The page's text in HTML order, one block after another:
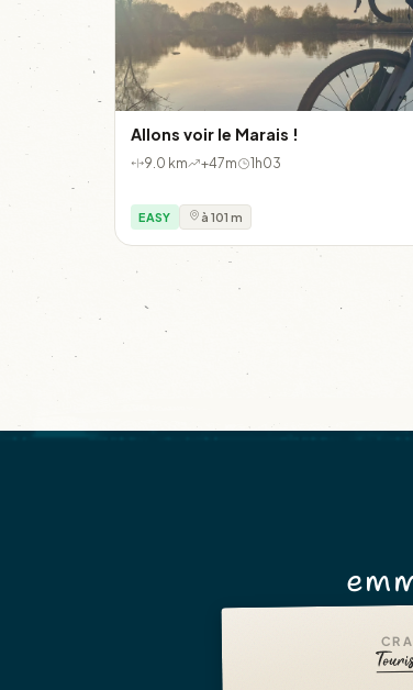
Allons voir le Marais !
9.0 km +47m 1h03
EASY à 101 m